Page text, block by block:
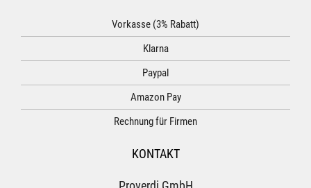
Vorkasse (3% Rabatt)
Klarna
Paypal
Amazon Pay
Rechnung für Firmen
KONTAKT